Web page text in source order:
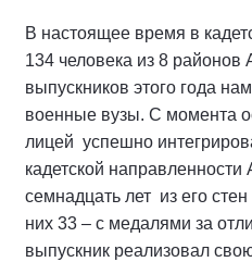
В настоящее время в
134 человека из 8 районов
выпускников этого года
военные вузы. С момента
лицей успешно
кадетской направленности
семнадцать лет из его
них 33 – с медалями за
выпускник реализовал